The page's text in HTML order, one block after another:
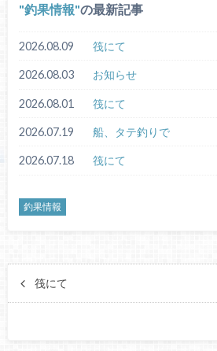
釣果情報 の最新記事
2026.08.09 筏にて
2026.08.03 お知らせ
2026.08.01 筏にて
2026.07.19 船、タテ釣りで
2026.07.18 筏にて
釣果情報
筏にて